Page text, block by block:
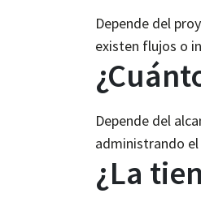
Depende del
existen flujos o
Depende del
administrando
¿La